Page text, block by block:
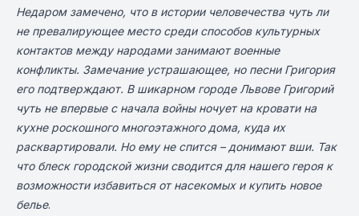
Недаром замечено, что в истории человечества чуть ли
не превалирующее место среди способов культурных
контактов между народами занимают военные
конфликты. Замечание устрашающее, но песни Григория
его подтверждают. В шикарном городе Львове Григорий
чуть не впервые с начала войны ночует на кровати на
кухне роскошного многоэтажного дома, куда их
расквартировали. Но ему не спится – донимают вши. Так
что блеск городской жизни сводится для нашего героя к
возможности избавиться от насекомых и купить новое
белье.